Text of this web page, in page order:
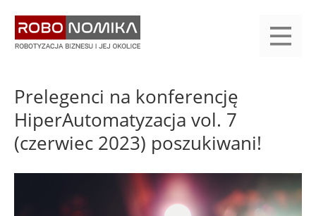
treści
yasne
main
menu
Prelegenci na konferencję
HiperAutomatyzacja vol. 7
(czerwiec 2023) poszukiwani!